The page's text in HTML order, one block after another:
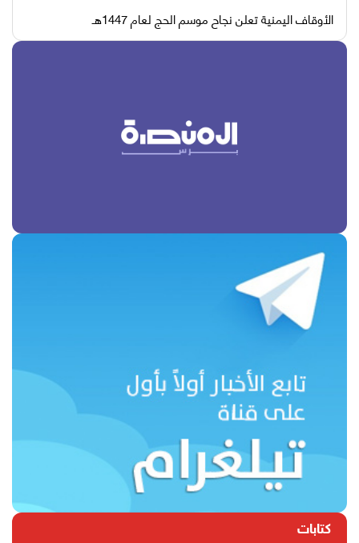
الأوقاف اليمنية تعلن نجاح موسم الحج لعام 1447هـ
كتابات